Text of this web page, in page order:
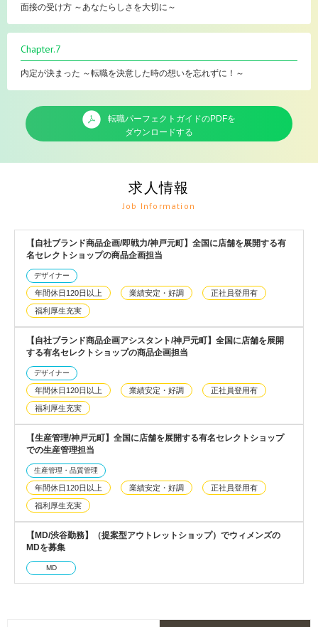
面接の受け方 ～あなたらしさを大切に～
Chapter.7
内定が決まった ～転職を決意した時の想いを忘れずに！～
転職パーフェクトガイドのPDFを
ダウンロードする
求人情報
Job Information
【自社ブランド商品企画/即戦力/神戸元町】全国に店舗を展開する有
名セレクトショップの商品企画担当
デザイナー
年間休日120日以上 業績安定・好調 正社員登用有
福利厚生充実
【自社ブランド商品企画アシスタント/神戸元町】全国に店舗を展開
する有名セレクトショップの商品企画担当
デザイナー
年間休日120日以上 業績安定・好調 正社員登用有
福利厚生充実
【生産管理/神戸元町】全国に店舗を展開する有名セレクトショップ
での生産管理担当
生産管理・品質管理
年間休日120日以上 業績安定・好調 正社員登用有
福利厚生充実
【MD/渋谷勤務】（提案型アウトレットショップ）でウィメンズの
MDを募集
MD